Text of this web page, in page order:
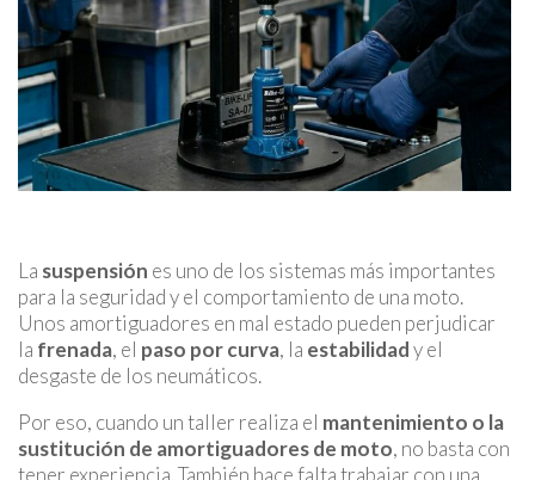
La suspensión es uno de los sistemas más importantes
para la seguridad y el comportamiento de una moto.
Unos amortiguadores en mal estado pueden perjudicar
la frenada, el paso por curva, la estabilidady el
desgaste de los neumáticos.
Por eso, cuando un taller realiza el mantenimiento o la
sustitución de amortiguadores de moto, no basta con
tener experiencia. También hace falta trabajar con una